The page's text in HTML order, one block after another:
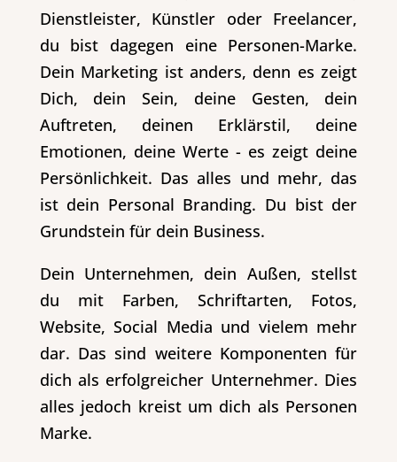
Dienstleister, Künstler oder Freelancer,
du bist dagegen eine Personen-Marke.
Dein Marketing ist anders, denn es zeigt
Dich, dein Sein, deine Gesten, dein
Auftreten, deinen Erklärstil, deine
Emotionen, deine Werte - es zeigt deine
Persönlichkeit. Das alles und mehr, das
ist dein Personal Branding. Du bist der
Grundstein für dein Business.
Dein Unternehmen, dein Außen, stellst
du mit Farben, Schriftarten, Fotos,
Website, Social Media und vielem mehr
dar. Das sind weitere Komponenten für
dich als erfolgreicher Unternehmer. Dies
alles jedoch kreist um dich als Personen
Marke.